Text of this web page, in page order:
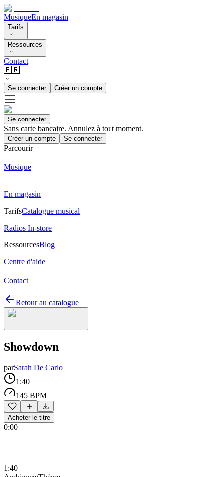
MusiqueEn magasin
Tarifs
Ressources
Contact
🇫🇷
Se connecter Créer un compte
Se connecter
Sans carte bancaire. Annulez à tout moment.
Créer un compte Se connecter
Parcourir
Musique
En magasin
TarifsCatalogue musical
Radios In-store
RessourcesBlog
Centre d'aide
Contact
Retour au catalogue
Showdown
parSarah De Carlo
1:40
145 BPM
Acheter le titre
0:00
1:40